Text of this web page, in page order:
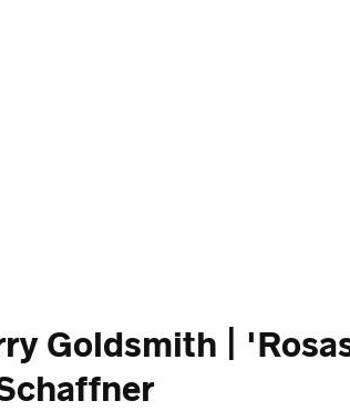
Goldsmith |